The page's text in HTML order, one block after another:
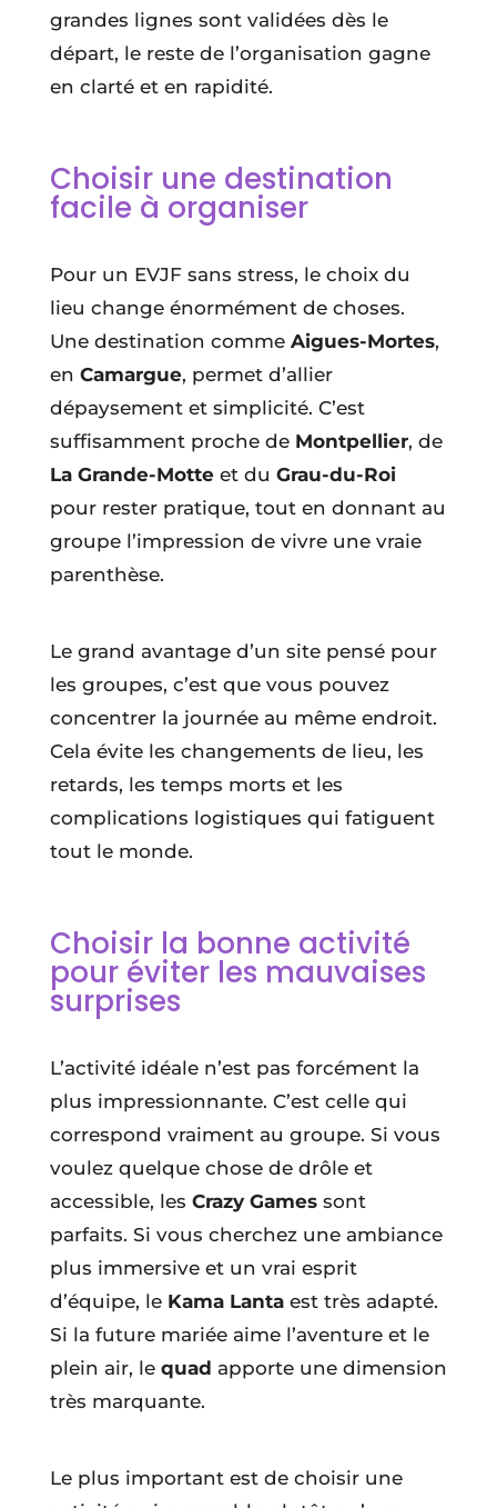
grandes lignes sont validées dès le
départ, le reste de l’organisation gagne
en clarté et en rapidité.
Choisir une destination
facile à organiser
Pour un EVJF sans stress, le choix du
lieu change énormément de choses.
Une destination comme Aigues-Mortes,
en Camargue, permet d’allier
dépaysement et simplicité. C’est
suffisamment proche de Montpellier, de
La Grande-Motteet du Grau-du-Roi
pour rester pratique, tout en donnant au
groupe l’impression de vivre une vraie
parenthèse.
Le grand avantage d’un site pensé pour
les groupes, c’est que vous pouvez
concentrer la journée au même endroit.
Cela évite les changements de lieu, les
retards, les temps morts et les
complications logistiques qui fatiguent
tout le monde.
Choisir la bonne activité
pour éviter les mauvaises
surprises
L’activité idéale n’est pas forcément la
plus impressionnante. C’est celle qui
correspond vraiment au groupe. Si vous
voulez quelque chose de drôle et
accessible, les Crazy Gamessont
parfaits. Si vous cherchez une ambiance
plus immersive et un vrai esprit
d’équipe, le Kama Lantaest très adapté.
Si la future mariée aime l’aventure et le
plein air, le quad apporte une dimension
très marquante.
Le plus important est de choisir une